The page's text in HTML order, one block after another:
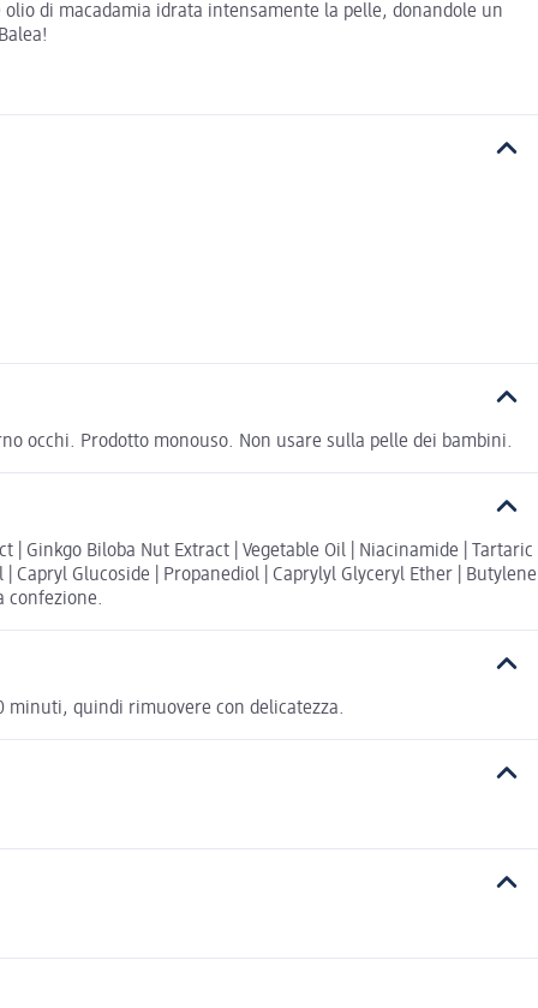
di macadamia idrata intensamente la pelle, donandole un
occhi. Prodotto monouso. Non usare sulla pelle dei bambini.
Ginkgo Biloba Nut Extract | Vegetable Oil | Niacinamide | Tartaric
Capryl Glucoside | Propanediol | Caprylyl Glyceryl Ether | Butylene
confezione.
minuti, quindi rimuovere con delicatezza.